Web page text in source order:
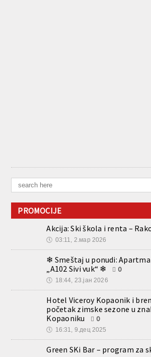
PROMOCIJE
Akcija: Ski škola i renta –
🕔 03:11, 2.мар 2026
❄ Smeštaj u ponudi:
„A102 Sivi vuk“ ❄
0
🕔 18:44, 23.јан 2026
Hotel Viceroy Kopaonik i
početak zimske sezone u
Kopaoniku
0
🕔 16:31, 9.дец 2025
Green SKi Bar – program za